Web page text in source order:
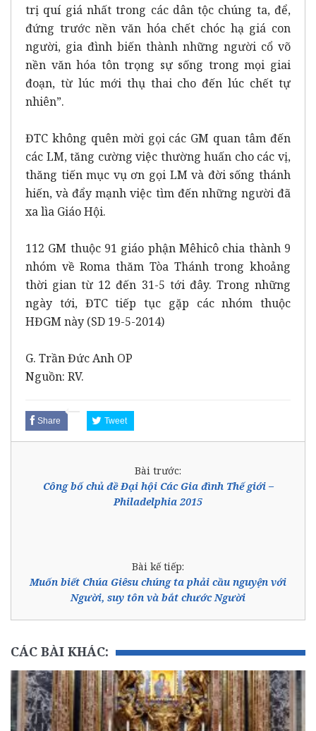
trị quí giá nhất trong các dân tộc chúng ta, để,
đứng trước nền văn hóa chết chóc hạ giá con
người, gia đình biến thành những người cổ võ
nền văn hóa tôn trọng sự sống trong mọi giai
đoạn, từ lúc mới thụ thai cho đến lúc chết tự
nhiên”.
ĐTC không quên mời gọi các GM quan tâm đến
các LM, tăng cường việc thường huấn cho các vị,
thăng tiến mục vụ ơn gọi LM và đời sống thánh
hiến, và đẩy mạnh việc tìm đến những người đã
xa lìa Giáo Hội.
112 GM thuộc 91 giáo phận Mêhicô chia thành 9
nhóm về Roma thăm Tòa Thánh trong khoảng
thời gian từ 12 đến 31-5 tới đây. Trong những
ngày tới, ĐTC tiếp tục gặp các nhóm thuộc
HĐGM này (SD 19-5-2014)
G. Trần Đức Anh OP
Nguồn: RV.
Share Tweet
Bài trước:
Công bố chủ đề Đại hội Các Gia đình Thế giới –
Philadelphia 2015
Bài kế tiếp:
Muốn biết Chúa Giêsu chúng ta phải cầu nguyện với
Người, suy tôn và bắt chước Người
CÁC BÀI KHÁC: